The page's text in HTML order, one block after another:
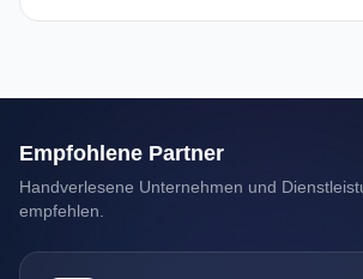
Empfohlene Partner
Handverlesene Unternehmen und
empfehlen.